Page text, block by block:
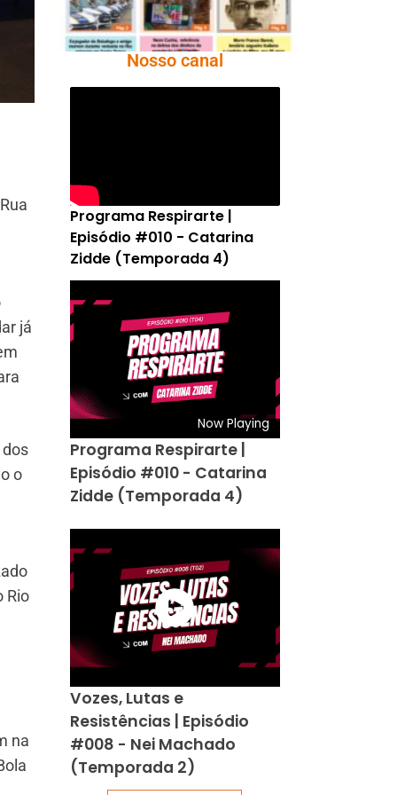
já
o
Rio
na
Nosso canal
Programa Respirarte |
Episódio #010 - Catarina
Zidde (Temporada 4)
Now Playing
Programa Respirarte |
Episódio #010 - Catarina
Zidde (Temporada 4)
Vozes, Lutas e
Resistências | Episódio
#008 - Nei Machado
(Temporada 2)